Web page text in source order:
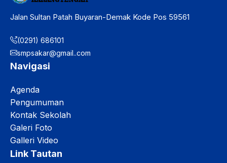
Jalan Sultan Patah Buyaran-Demak Kode Pos 59561
(0291) 686101
smpsakar@gmail..com
Navigasi
Agenda
Pengumuman
Kontak Sekolah
Galeri Foto
Galleri Video
Link Tautan